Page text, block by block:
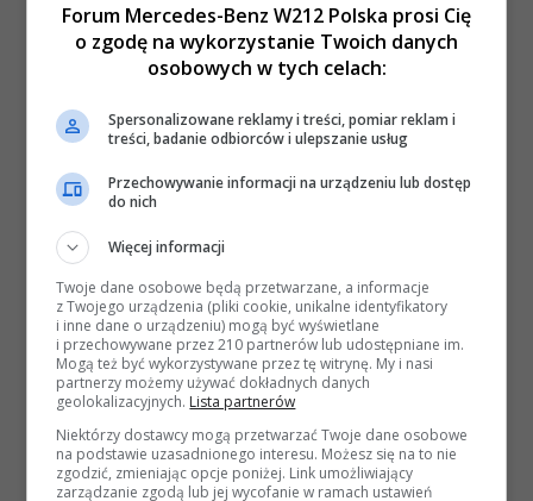
Forum Mercedes-Benz W212 Polska prosi Cię
o zgodę na wykorzystanie Twoich danych
osobowych w tych celach:
Spersonalizowane reklamy i treści, pomiar reklam i
treści, badanie odbiorców i ulepszanie usług
Przechowywanie informacji na urządzeniu lub dostęp
do nich
Więcej informacji
Twoje dane osobowe będą przetwarzane, a informacje
z Twojego urządzenia (pliki cookie, unikalne identyfikatory
i inne dane o urządzeniu) mogą być wyświetlane
i przechowywane przez 210 partnerów lub udostępniane im.
Mogą też być wykorzystywane przez tę witrynę. My i nasi
partnerzy możemy używać dokładnych danych
geolokalizacyjnych. Lista partnerów
Niektórzy dostawcy mogą przetwarzać Twoje dane osobowe
na podstawie uzasadnionego interesu. Możesz się na to nie
zgodzić, zmieniając opcje poniżej. Link umożliwiający
zarządzanie zgodą lub jej wycofanie w ramach ustawień